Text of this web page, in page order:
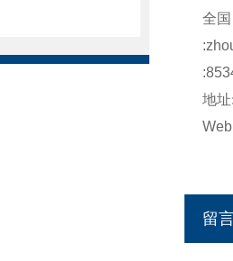
全
:
地址
Web
留